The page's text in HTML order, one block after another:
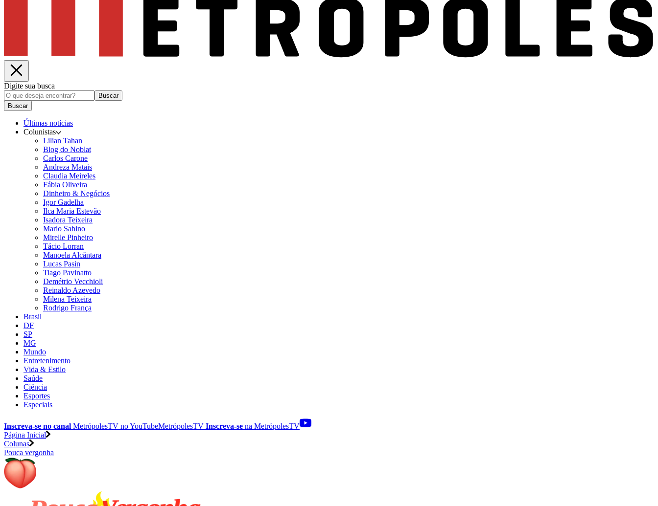
Digite sua busca
Buscar
Buscar
Últimas notícias
Colunistas
Lilian Tahan
Blog do Noblat
Carlos Carone
Andreza Matais
Claudia Meireles
Fábia Oliveira
Dinheiro & Negócios
Igor Gadelha
Ilca Maria Estevão
Isadora Teixeira
Mario Sabino
Mirelle Pinheiro
Tácio Lorran
Manoela Alcântara
Lucas Pasin
Tiago Pavinatto
Demétrio Vecchioli
Reinaldo Azevedo
Milena Teixeira
Rodrigo França
Brasil
DF
SP
MG
Mundo
Entretenimento
Vida & Estilo
Saúde
Ciência
Esportes
Especiais
Inscreva-se no canal MetrópolesTV noYouTubeMetrópolesTV Inscreva-se na MetrópolesTV
Página Inicial
Colunas
Pouca vergonha